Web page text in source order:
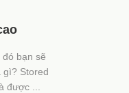
bạn sẽ
gì? Stored
được ...